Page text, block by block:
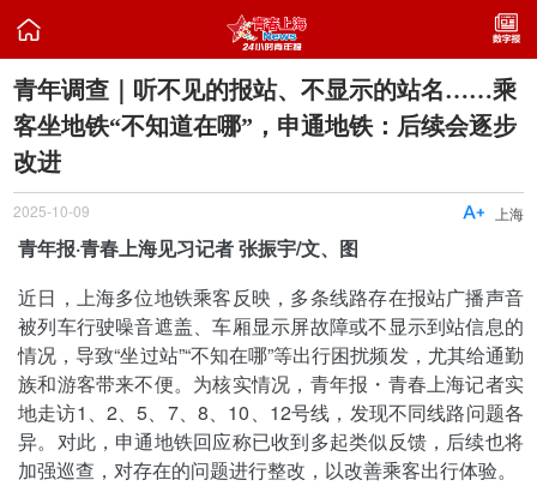

青年调查｜听不见的报站、不显示的站名……乘
客坐地铁“不知道在哪”，申通地铁：后续会逐步
改进
2025-10-09 上海

青年报·青春上海见习记者 张振宇/文、图
近日，上海多位地铁乘客反映，多条线路存在报站广播声音
被列车行驶噪音遮盖、车厢显示屏故障或不显示到站信息的
情况，导致“坐过站”“不知在哪”等出行困扰频发，尤其给通勤
族和游客带来不便。为核实情况，青年报・青春上海记者实
地走访1、2、5、7、8、10、12号线，发现不同线路问题各
异。对此，申通地铁回应称已收到多起类似反馈，后续也将
加强巡查，对存在的问题进行整改，以改善乘客出行体验。